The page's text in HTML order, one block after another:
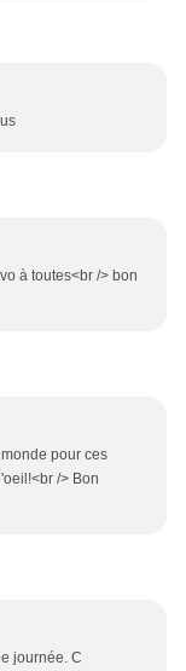
à toutes<br /> bon
pour ces
/> Bon
journée. C